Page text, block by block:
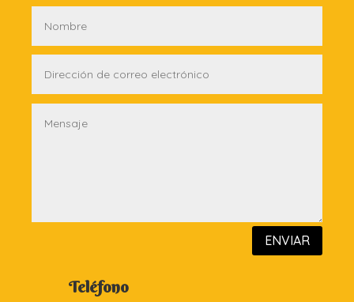
ENVIAR
Teléfono